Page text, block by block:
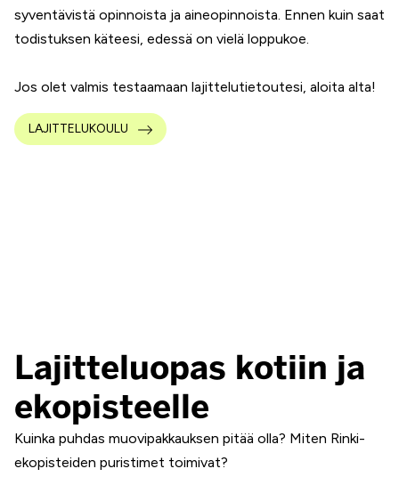
syventävistä opinnoista ja aineopinnoista. Ennen kuin saat
todistuksen käteesi, edessä on vielä loppukoe.
Jos olet valmis testaamaan lajittelutietoutesi, aloita alta!
LAJITTELUKOULU
Lajitteluopas kotiin ja
ekopisteelle
Kuinka puhdas muovipakkauksen pitää olla? Miten Rinki-
ekopisteiden puristimet toimivat?